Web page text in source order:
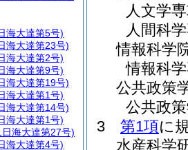
人文学
人間科
情報科学
情報科
公共政策
公共政
3
第1項に
水産科学
海大達第5号)
海大達第23号)
海大達第2号)
海大達第9号)
海大達第19号)
海大達第1号)
海大達第14号)
海大達第1号)
海大達第27号)
海大達第4号)